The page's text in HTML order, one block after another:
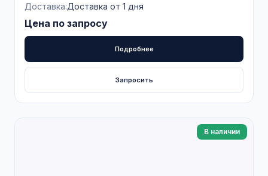
Доставка:Доставка от 1 дня
Цена по запросу
Подробнее
Запросить
В наличии